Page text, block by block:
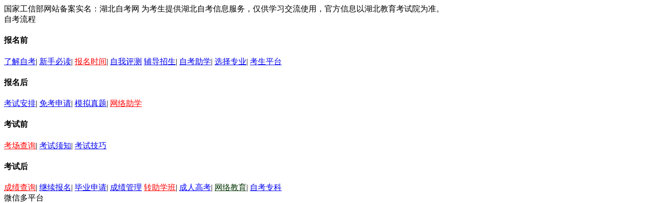
国家工信部网站备案实名：湖北自考网 为考生提供湖北自考信息服务，仅供学习交流使用，官方信息以湖北教育考试院为准。
自考流程
报名前
了解自考| 新手必读| 报名时间| 自我评测 辅导招生| 自考助学| 选择专业| 考生平台
报名后
考试安排| 免考申请| 模拟真题| 网络助学
考试前
考场查询| 考试须知| 考试技巧
考试后
成绩查询| 继续报名| 毕业申请| 成绩管理 转助学班| 成人高考| 网络教育| 自考专科
微信多平台